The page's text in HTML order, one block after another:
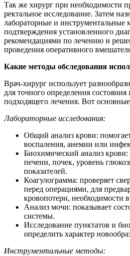
Так же хирург при необходимости
ректальное исследование. Затем
лабораторные и инструментальные
подтверждения установленного
рекомендациями по лечению и
проведения оперативного
Какие методы обследования
Врач-хирург использует
для точного определения
подходящего лечения. Вот
Лабораторные исследования:
Общий анализ крови:
воспаления, анемии или
Биохимический анализ
печени, почек, уровень
показателей.
Коагулограмма: проверяет
перед операциями, для
кровопотери, необходимости
Анализ мочи: показывает
системы.
Исследование пунктатов и
определить характер
Инструментальные методы: